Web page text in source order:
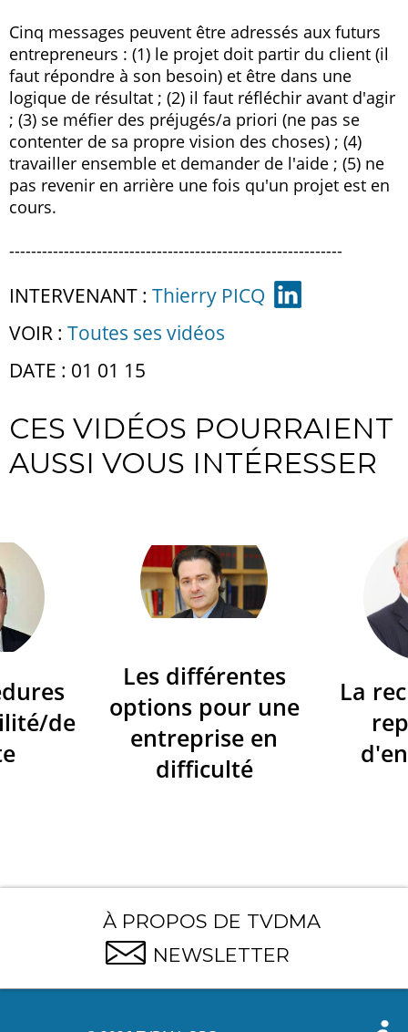
Cinq messages peuvent être adressés aux futurs
entrepreneurs : (1) le projet doit partir du client (il
faut répondre à son besoin) et être dans une
logique de résultat ; (2) il faut réfléchir avant d'agir
; (3) se méfier des préjugés/a priori (ne pas se
contenter de sa propre vision des choses) ; (4)
travailler ensemble et demander de l'aide ; (5) ne
pas revenir en arrière une fois qu'un projet est en
cours.
-------------------------------------------------------------
INTERVENANT : Thierry PICQ
VOIR : Toutes ses vidéos
DATE : 01 01 15
CES VIDÉOS POURRAIENT
AUSSI VOUS INTÉRESSER
de
Les différentes
options pour une
entreprise en
difficulté
La
À PROPOS DE TVDMA
NEWSLETTER